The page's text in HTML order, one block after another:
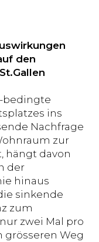
den
bedingte
ins
Nachfrage
zur
hängt davon
der
hinaus
sinkende
zum
zwei Mal pro
Weg